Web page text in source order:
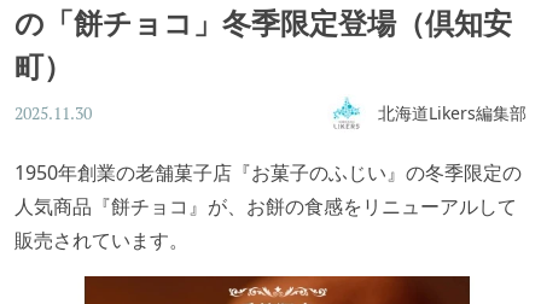
の「餅チョコ」冬季限定登場（倶知安
町）
2025.11.30 北海道Likers編集部
1950年創業の老舗菓子店『お菓子のふじい』の冬季限定の
人気商品『餅チョコ』が、お餅の食感をリニューアルして
販売されています。